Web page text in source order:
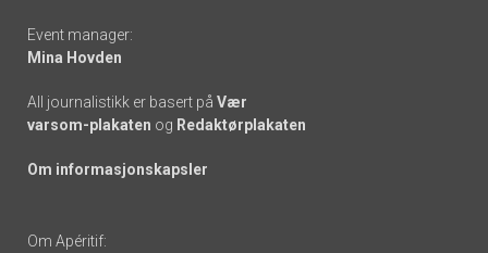
Event manager:
Mina Hovden
All journalistikk er basert på Vær
varsom-plakaten og Redaktørplakaten
Om informasjonskapsler
Om Apéritif: